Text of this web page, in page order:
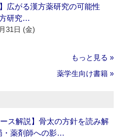
広がる漢方薬研究の可能性
研究…
31日 (金)
もっと見る »
薬学生向け書籍 »
ス解説】骨太の方針を読み解
・薬剤師への影…